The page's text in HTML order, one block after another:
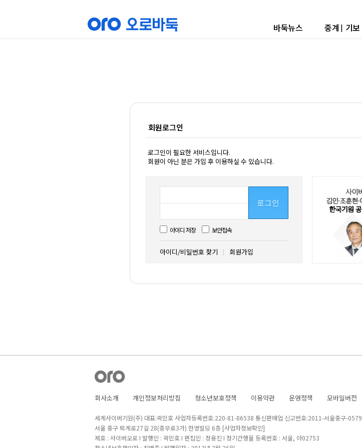
바둑뉴스 중계 | 기보
회원로그인
로그인이 필요한 서비스입니다.
회원이 아닌 분은 가입 후 이용하실 수 있습니다.
로그인
아이디 저장 보안접속
아이디/비밀번호 찾기 회원가입
회사소개 개인정보처리방침 청소년보호정책 이용약관 운영정책 모바일버전
세계사이버기원(주) 대표:곽민호 사업자등록번호:220-81-86538 통신판매업 신고번호:2011-서울중구-0579
서울 중구 퇴계로27길 28(충무로3가) 한영빌딩 6층 [사업자정보확인]
제호 : 사이버오로 I 발행인 : 곽민호 I 편집인 : 정용진 I 정기간행물 등록번호 : 서울, 아02753